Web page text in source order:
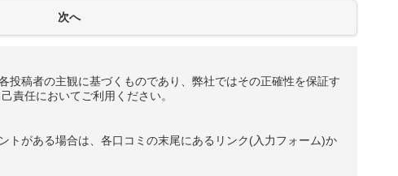
投稿者の主観に基づくものであり、弊社ではその正確性を保証す
責任においてご利用ください。
トがある場合は、各口コミの末尾にあるリンク(入力フォーム)か